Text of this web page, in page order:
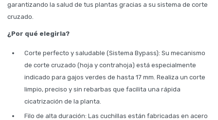
garantizando la salud de tus plantas gracias a su sistema de corte
cruzado.
¿Por qué elegirla?
Corte perfecto y saludable (Sistema Bypass): Su mecanismo
de corte cruzado (hoja y contrahoja) está especialmente
indicado para gajos verdes de hasta 17 mm. Realiza un corte
limpio, preciso y sin rebarbas que facilita una rápida
cicatrización de la planta.
Filo de alta duración: Las cuchillas están fabricadas en acero